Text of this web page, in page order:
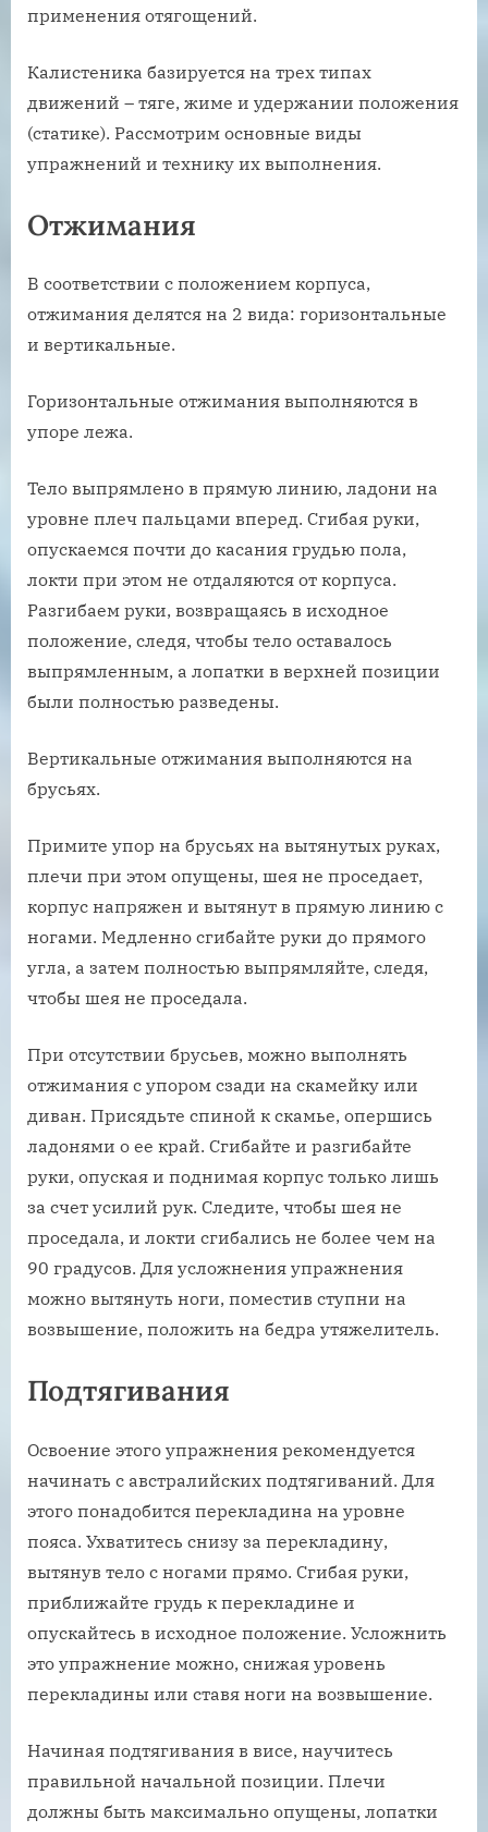
применения отягощений.
Калистеника базируется на трех типах
движений – тяге, жиме и удержании положения
(статике). Рассмотрим основные виды
упражнений и технику их выполнения.
Отжимания
В соответствии с положением корпуса,
отжимания делятся на 2 вида: горизонтальные
и вертикальные.
Горизонтальные отжимания выполняются в
упоре лежа.
Тело выпрямлено в прямую линию, ладони на
уровне плеч пальцами вперед. Сгибая руки,
опускаемся почти до касания грудью пола,
локти при этом не отдаляются от корпуса.
Разгибаем руки, возвращаясь в исходное
положение, следя, чтобы тело оставалось
выпрямленным, а лопатки в верхней позиции
были полностью разведены.
Вертикальные отжимания выполняются на
брусьях.
Примите упор на брусьях на вытянутых руках,
плечи при этом опущены, шея не проседает,
корпус напряжен и вытянут в прямую линию с
ногами. Медленно сгибайте руки до прямого
угла, а затем полностью выпрямляйте, следя,
чтобы шея не проседала.
При отсутствии брусьев, можно выполнять
отжимания с упором сзади на скамейку или
диван. Присядьте спиной к скамье, опершись
ладонями о ее край. Сгибайте и разгибайте
руки, опуская и поднимая корпус только лишь
за счет усилий рук. Следите, чтобы шея не
проседала, и локти сгибались не более чем на
90 градусов. Для усложнения упражнения
можно вытянуть ноги, поместив ступни на
возвышение, положить на бедра утяжелитель.
Подтягивания
Освоение этого упражнения рекомендуется
начинать с австралийских подтягиваний. Для
этого понадобится перекладина на уровне
пояса. Ухватитесь снизу за перекладину,
вытянув тело с ногами прямо. Сгибая руки,
приближайте грудь к перекладине и
опускайтесь в исходное положение. Усложнить
это упражнение можно, снижая уровень
перекладины или ставя ноги на возвышение.
Начиная подтягивания в висе, научитесь
правильной начальной позиции. Плечи
должны быть максимально опущены, лопатки